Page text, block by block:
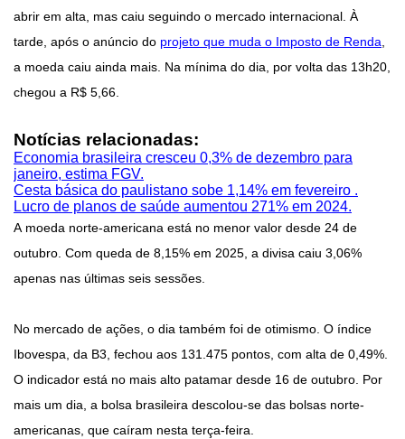
abrir em alta, mas caiu seguindo o mercado internacional. À
tarde, após o anúncio do projeto que muda o Imposto de Renda,
a moeda caiu ainda mais. Na mínima do dia, por volta das 13h20,
chegou a R$ 5,66.
Notícias relacionadas:
Economia brasileira cresceu 0,3% de dezembro para
janeiro, estima FGV.
Cesta básica do paulistano sobe 1,14% em fevereiro .
Lucro de planos de saúde aumentou 271% em 2024.
A moeda norte-americana está no menor valor desde 24 de
outubro. Com queda de 8,15% em 2025, a divisa caiu 3,06%
apenas nas últimas seis sessões.
No mercado de ações, o dia também foi de otimismo. O índice
Ibovespa, da B3, fechou aos 131.475 pontos, com alta de 0,49%.
O indicador está no mais alto patamar desde 16 de outubro. Por
mais um dia, a bolsa brasileira descolou-se das bolsas norte-
americanas, que caíram nesta terça-feira.